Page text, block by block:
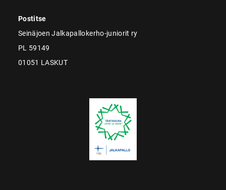
Postitse
Seinäjoen Jalkapallokerho-juniorit ry
PL 59149
01051 LASKUT